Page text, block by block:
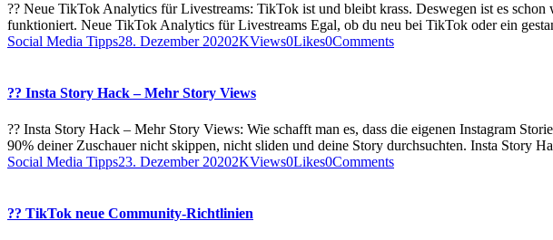
?? Neue TikTok Analytics für Livestreams: TikTok ist und bleibt krass. Deswegen ist es
funktioniert. Neue TikTok Analytics für Livestreams Egal, ob du neu bei TikTok oder ein
Social Media Tipps28. Dezember 20202KViews0Likes0Comments
?? Insta Story Hack – Mehr Story Views
?? Insta Story Hack – Mehr Story Views: Wie schafft man es, dass die eigenen Instagram
90% deiner Zuschauer nicht skippen, nicht sliden und deine Story durchsuchten. Insta Story
Social Media Tipps23. Dezember 20202KViews0Likes0Comments
?? TikTok neue Community-Richtlinien